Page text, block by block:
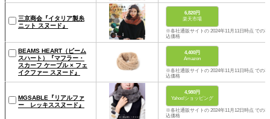
三京商会『イタリア製糸
ニット スヌード』
6,820円
楽天市場
※各社通販サイトの 2024年11月11日時点 での税
込価格
BEAMS HEART（ビーム
スハート）『マフラー・
スカーフ ケーブル × フェ
イクファー スヌード』
4,400円
Amazon
※各社通販サイトの 2024年11月11日時点 での税
込価格
MGSABLE『リアルファ
ー レッキススヌード』
4,980円
Yahoo!ショッピング
※各社通販サイトの 2024年11月12日時点 での税
込価格